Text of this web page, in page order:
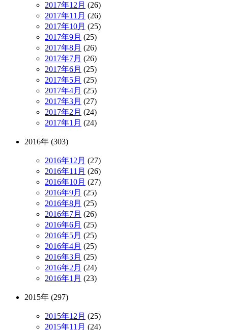
2017年12月 (26)
2017年11月 (26)
2017年10月 (25)
2017年9月 (25)
2017年8月 (26)
2017年7月 (26)
2017年6月 (25)
2017年5月 (25)
2017年4月 (25)
2017年3月 (27)
2017年2月 (24)
2017年1月 (24)
2016年 (303)
2016年12月 (27)
2016年11月 (26)
2016年10月 (27)
2016年9月 (25)
2016年8月 (25)
2016年7月 (26)
2016年6月 (25)
2016年5月 (25)
2016年4月 (25)
2016年3月 (25)
2016年2月 (24)
2016年1月 (23)
2015年 (297)
2015年12月 (25)
2015年11月 (24)